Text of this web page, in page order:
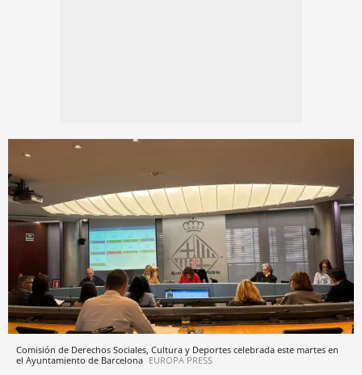
Comisión de Derechos Sociales, Cultura y Deportes celebrada este martes en
el Ayuntamiento de Barcelona EUROPA PRESS